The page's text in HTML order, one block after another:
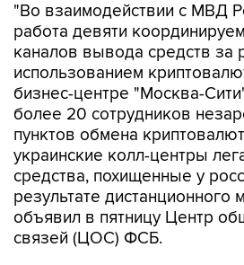
"Во взаимодействии с МВД
работа девяти
каналов вывода средств за
использованием
бизнес-центре "Москва-
более 20 сотрудников
пунктов обмена
украинские колл-центры
средства, похищенные у
результате дистанционного
объявил в пятницу Центр
связей (ЦОС) ФСБ.